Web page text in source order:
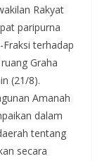
Rakyat
paripurna
terhadap
Graha
(21/8).
Amanah
dalam
tentang
secara